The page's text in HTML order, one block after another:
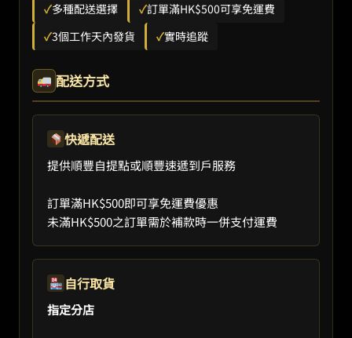
✓多種配送選擇 ✓訂單滿HK$500可享免運費
✓3個工作天內發貨 ✓實時追蹤
配送方式
快遞配送
提供順豐自提點或順豐速遞到戶服務
訂單滿HK$500即可享免運費優惠
未滿HK$500之訂單需於補款時一併支付運費
自行取貨
指定分店